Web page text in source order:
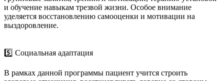
и обучение навыкам трезвой жизни. Особое внимание
уделяется восстановлению самооценки и мотивации на
выздоровление.
5️⃣ Социальная адаптация
В рамках данной программы пациент учится строить